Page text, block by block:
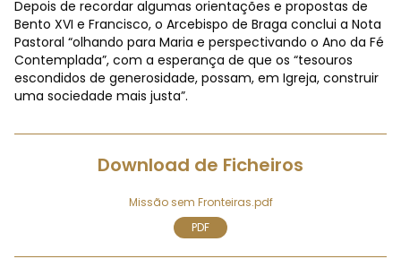
Depois de recordar algumas orientações e propostas de
Bento XVI e Francisco, o Arcebispo de Braga conclui a Nota
Pastoral “olhando para Maria e perspectivando o Ano da Fé
Contemplada”, com a esperança de que os “tesouros
escondidos de generosidade, possam, em Igreja, construir
uma sociedade mais justa”.
Download de Ficheiros
Missão sem Fronteiras.pdf
PDF